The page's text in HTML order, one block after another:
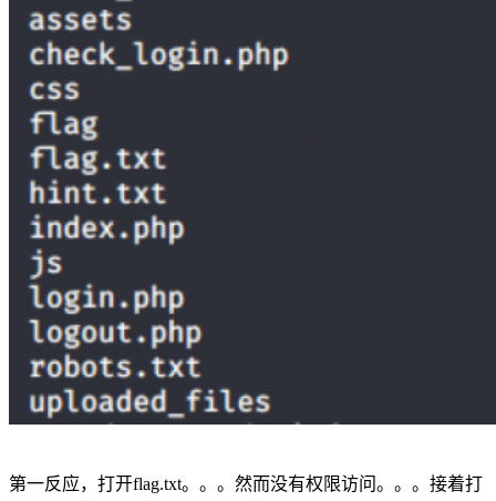
第一反应，打开flag.txt。。。然而没有权限访问。。。接着打